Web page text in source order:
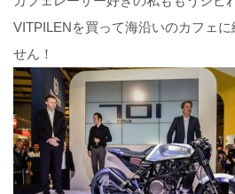
VITPILENを買って海沿いのカフェ
せん！